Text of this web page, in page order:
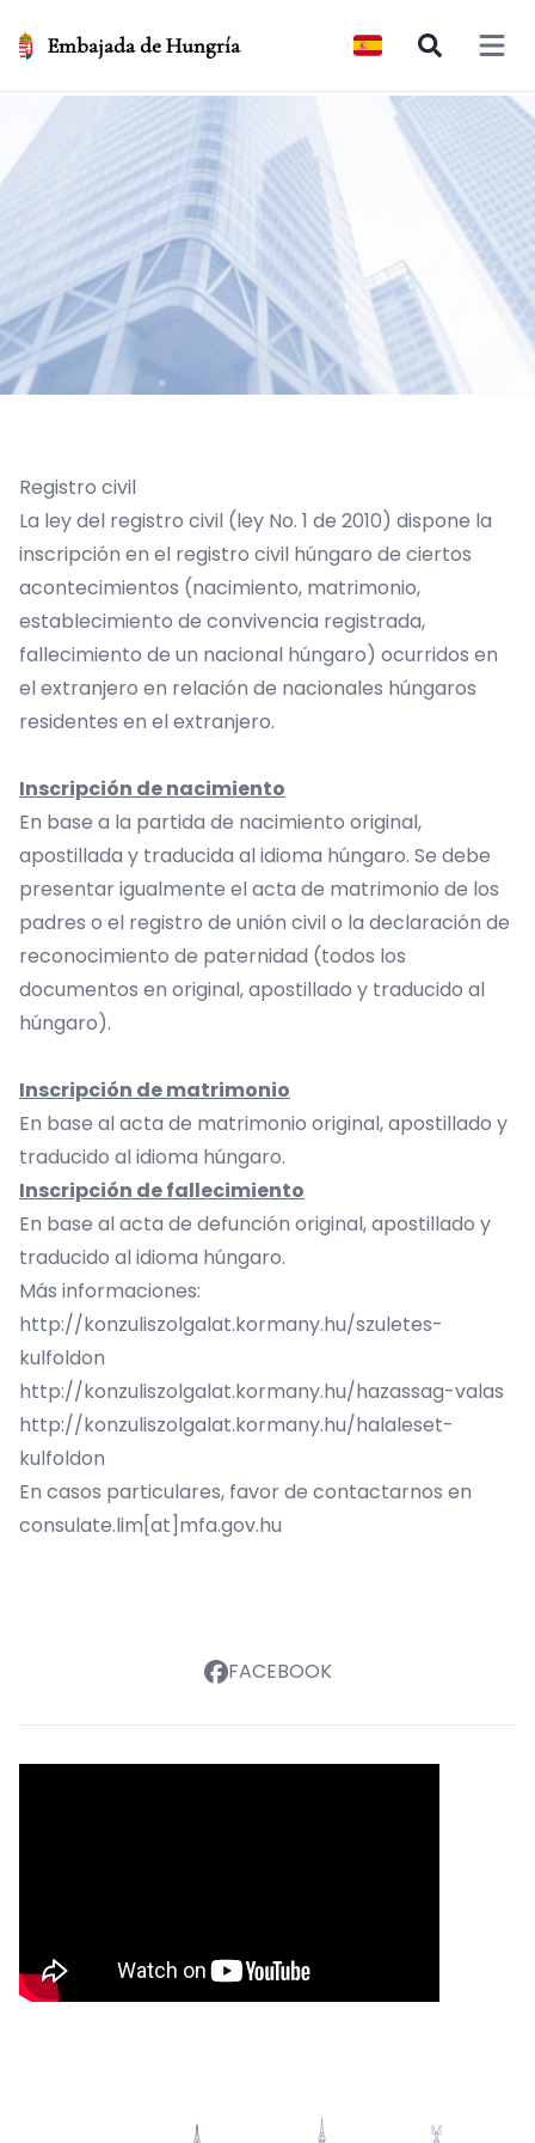
Embajada de Hungría Open
Registro civil
La ley del registro civil (ley No. 1 de 2010) dispone la
inscripción en el registro civil húngaro de ciertos
acontecimientos (nacimiento, matrimonio,
establecimiento de convivencia registrada,
fallecimiento de un nacional húngaro) ocurridos en
el extranjero en relación de nacionales húngaros
residentes en el extranjero.
Inscripción de nacimiento
En base a la partida de nacimiento original,
apostillada y traducida al idioma húngaro. Se debe
presentar igualmente el acta de matrimonio de los
padres o el registro de unión civil o la declaración de
reconocimiento de paternidad (todos los
documentos en original, apostillado y traducido al
húngaro).
Inscripción de matrimonio
En base al acta de matrimonio original, apostillado y
traducido al idioma húngaro.
Inscripción de fallecimiento
En base al acta de defunción original, apostillado y
traducido al idioma húngaro.
Más informaciones:
http://konzuliszolgalat.kormany.hu/szuletes-
kulfoldon
http://konzuliszolgalat.kormany.hu/hazassag-valas
http://konzuliszolgalat.kormany.hu/halaleset-
kulfoldon
En casos particulares, favor de contactarnos en
consulate.lim[at]mfa.gov.hu
FACEBOOK